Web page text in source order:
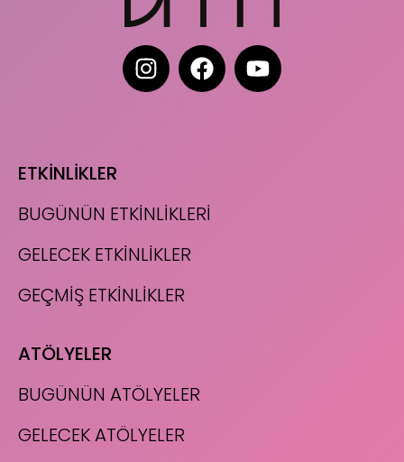
ETKİNLİKLER
BUGÜNÜN ETKİNLİKLERİ
GELECEK ETKİNLİKLER
GEÇMİŞ ETKİNLİKLER
ATÖLYELER
BUGÜNÜN ATÖLYELER
GELECEK ATÖLYELER